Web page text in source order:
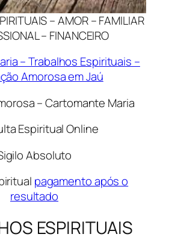
– AMOR – FAMILIAR
– FINANCEIRO
– Trabalhos Espirituais –
Amorosa em Jaú
– Cartomante Maria
Espiritual Online
Absoluto
pagamento após o
resultado
ESPIRITUAIS